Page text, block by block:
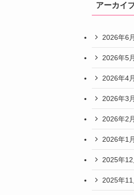
アーカイ
2026年6月
2026年5月
2026年4月
2026年3月
2026年2月
2026年1月
2025年12
2025年11